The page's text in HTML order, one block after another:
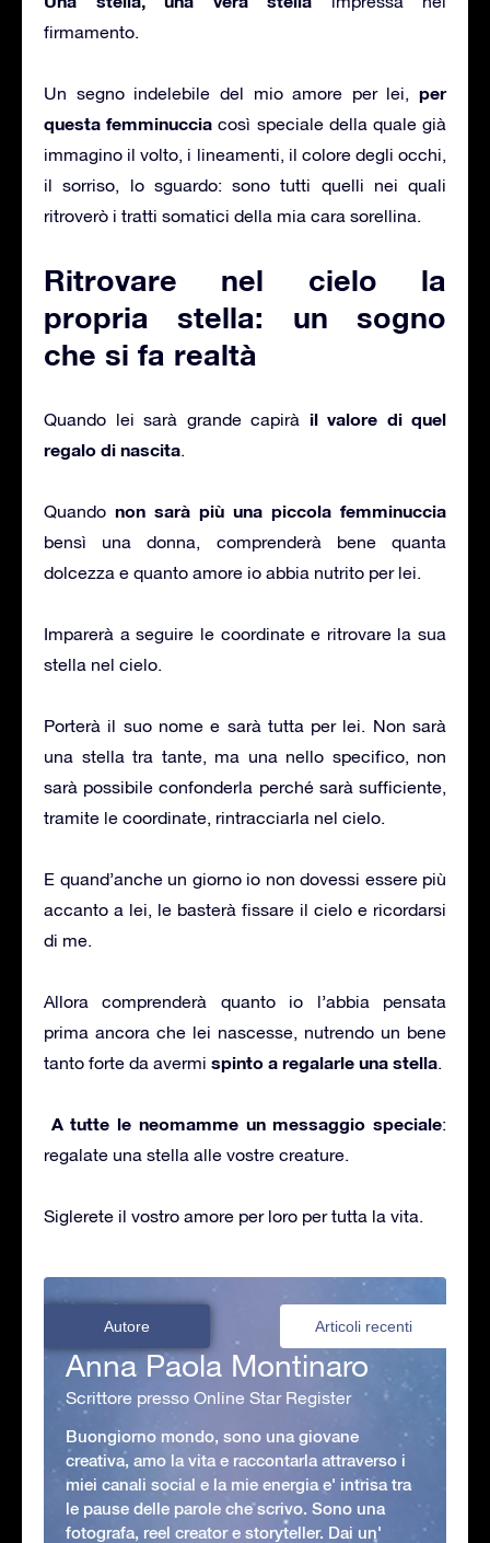
firmamento.
Un segno indelebile del mio amore per lei, per
questa femminuccia così speciale della quale già
immagino il volto, i lineamenti, il colore degli occhi,
il sorriso, lo sguardo: sono tutti quelli nei quali
ritroverò i tratti somatici della mia cara sorellina.
Ritrovare nel cielo la
propria stella: un sogno
che si fa realtà
Quando lei sarà grande capirà il valore di quel
regalo di nascita.
Quando non sarà più una piccola femminuccia
bensì una donna, comprenderà bene quanta
dolcezza e quanto amore io abbia nutrito per lei.
Imparerà a seguire le coordinate e ritrovare la sua
stella nel cielo.
Porterà il suo nome e sarà tutta per lei. Non sarà
una stella tra tante, ma una nello specifico, non
sarà possibile confonderla perché sarà sufficiente,
tramite le coordinate, rintracciarla nel cielo.
E quand’anche un giorno io non dovessi essere più
accanto a lei, le basterà fissare il cielo e ricordarsi
di me.
Allora comprenderà quanto io l’abbia pensata
prima ancora che lei nascesse, nutrendo un bene
tanto forte da avermi spinto a regalarle una stella.
A tutte le neomamme un messaggio speciale:
regalate una stella alle vostre creature.
Siglerete il vostro amore per loro per tutta la vita.
Autore Articoli recenti
Anna Paola Montinaro
Scrittore presso Online Star Register
Buongiorno mondo, sono una giovane
creativa, amo la vita e raccontarla attraverso i
miei canali social e la mie energia e' intrisa tra
le pause delle parole che scrivo. Sono una
fotografa, reel creator e storyteller. Dai un'